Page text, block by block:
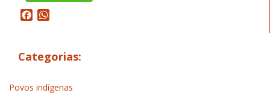
Facebook
Categorias:
Povos indígenas